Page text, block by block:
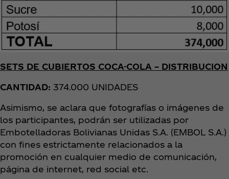
SETS DE CUBIERTOS COCA-COLA – DISTRIBUCION
CANTIDAD: 374.000 UNIDADES
Asimismo, se aclara que fotografías o imágenes de
los participantes, podrán ser utilizadas por
Embotelladoras Bolivianas Unidas S.A. (EMBOL S.A.)
con fines estrictamente relacionados a la
promoción en cualquier medio de comunicación,
página de internet, red social etc.